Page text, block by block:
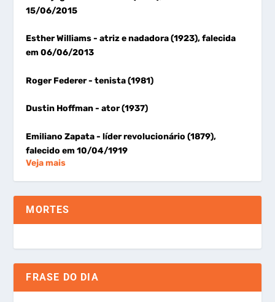
15/06/2015
Esther Williams- atriz e nadadora (1923), falecida
em 06/06/2013
Roger Federer- tenista (1981)
Dustin Hoffman- ator (1937)
Emiliano Zapata- líder revolucionário (1879),
falecido em 10/04/1919
Veja mais
MORTES
FRASE DO DIA